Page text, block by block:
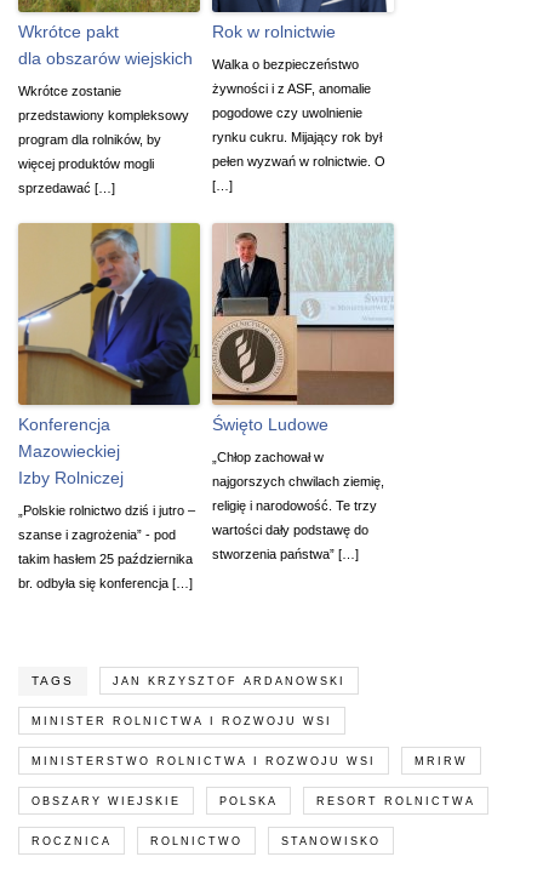
Wkrótce pakt
dla obszarów wiejskich
Wkrótce zostanie
przedstawiony kompleksowy
program dla rolników, by
więcej produktów mogli
sprzedawać […]
Rok w rolnictwie
Walka o bezpieczeństwo
żywności i z ASF, anomalie
pogodowe czy uwolnienie
rynku cukru. Mijający rok był
pełen wyzwań w rolnictwie. O
[…]
Konferencja
Mazowieckiej
Izby Rolniczej
„Polskie rolnictwo dziś i jutro –
szanse i zagrożenia” - pod
takim hasłem 25 października
br. odbyła się konferencja […]
Święto Ludowe
„Chłop zachował w
najgorszych chwilach ziemię,
religię i narodowość. Te trzy
wartości dały podstawę do
stworzenia państwa” […]
TAGS JAN KRZYSZTOF ARDANOWSKI
MINISTER ROLNICTWA I ROZWOJU WSI
MINISTERSTWO ROLNICTWA I ROZWOJU WSI MRIRW
OBSZARY WIEJSKIE POLSKA RESORT ROLNICTWA
ROCZNICA ROLNICTWO STANOWISKO